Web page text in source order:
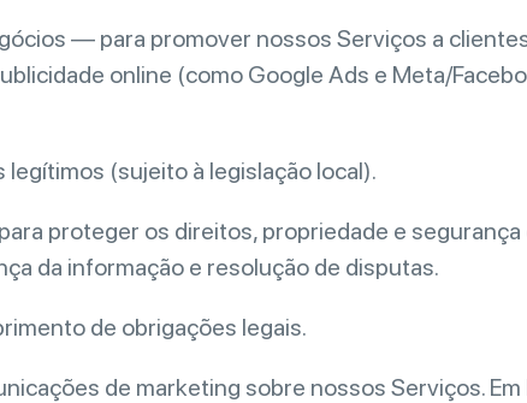
— para promover nossos Serviços a
online (como Google Ads e Meta/
(sujeito à legislação local).
proteger os direitos, propriedade e
da informação e resolução de disputas.
de obrigações legais.
de marketing sobre nossos Serviços.